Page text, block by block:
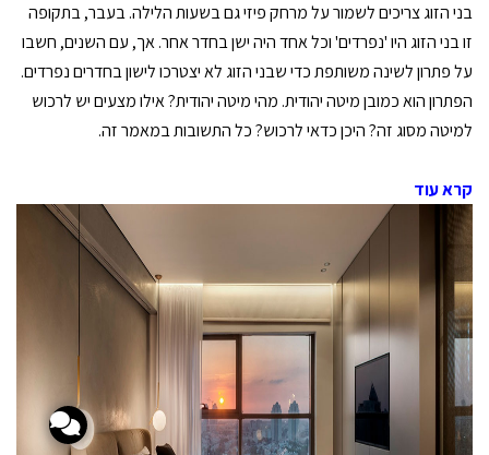
בני הזוג צריכים לשמור על מרחק פיזי גם בשעות הלילה. בעבר, בתקופה
זו בני הזוג היו 'נפרדים' וכל אחד היה ישן בחדר אחר. אך, עם השנים, חשבו
על פתרון לשינה משותפת כדי שבני הזוג לא יצטרכו לישון בחדרים נפרדים.
הפתרון הוא כמובן מיטה יהודית. מהי מיטה יהודית? אילו מצעים יש לרכוש
למיטה מסוג זה? היכן כדאי לרכוש? כל התשובות במאמר זה.
קרא עוד